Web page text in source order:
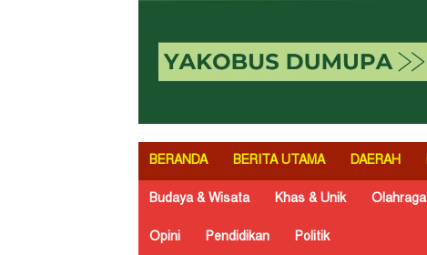
BERANDA BERITA UTAMA DAERAH
Budaya & Wisata Khas & Unik Olahraga
Opini Pendidikan Politik